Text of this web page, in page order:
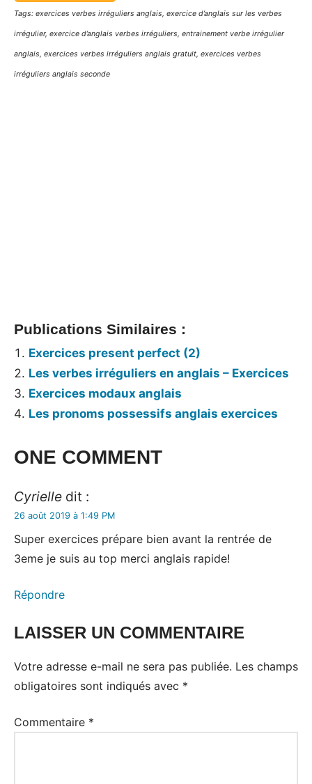
Tags: exercices verbes irréguliers anglais, exercice d’anglais sur les verbes
irrégulier, exercice d’anglais verbes irréguliers, entrainement verbe irrégulier
anglais, exercices verbes irréguliers anglais gratuit, exercices verbes
irréguliers anglais seconde
Publications Similaires :
Exercices present perfect (2)
Les verbes irréguliers en anglais – Exercices
Exercices modaux anglais
Les pronoms possessifs anglais exercices
Tags:
ONE COMMENT
Cyrielle dit :
26 août 2019 à 1:49 PM
Super exercices prépare bien avant la rentrée de
3eme je suis au top merci anglais rapide!
Répondre
LAISSER UN COMMENTAIRE
Votre adresse e-mail ne sera pas publiée. Les champs
obligatoires sont indiqués avec *
Commentaire *